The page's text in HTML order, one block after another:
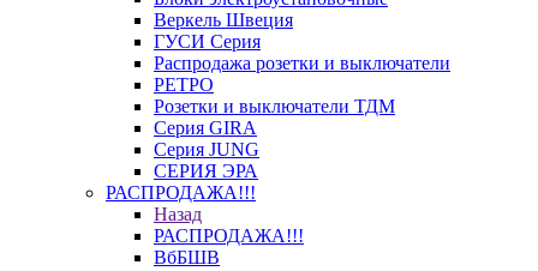
Веркель Швеция
ГУСИ Серия
Распродажа розетки и выключатели
РЕТРО
Розетки и выключатели ТДМ
Серия GIRA
Серия JUNG
СЕРИЯ ЭРА
РАСПРОДАЖА!!!
Назад
РАСПРОДАЖА!!!
ВбБШВ